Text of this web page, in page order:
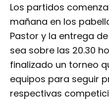
Los partidos
mañana en los
Pastor y la entrega
sea sobre las 20.30
finalizado un torneo
equipos para seguir
respectivas